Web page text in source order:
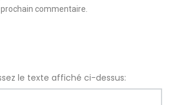
commentaire.
le texte affiché ci-dessus: